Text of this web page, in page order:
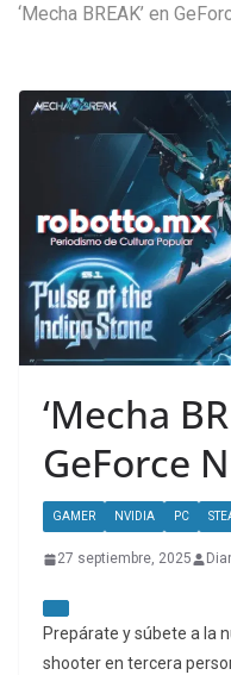
‘Mecha BREAK’ en
‘Mecha
GeForce
GAMER NVIDIA PC
27 septiembre, 2025
Prepárate y súbete a la
shooter en tercera